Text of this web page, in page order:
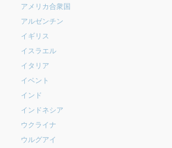
アメリカ合衆国
アルゼンチン
イギリス
イスラエル
イタリア
イベント
インド
インドネシア
ウクライナ
ウルグアイ